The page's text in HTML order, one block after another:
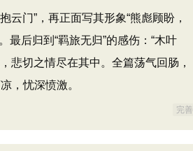
门”，再正面写其形象“熊彪顾盼，
最后归到“羁旅无归”的感伤：“木叶
悲切之情尽在其中。全篇荡气回肠，
，忧深愤激。
完善